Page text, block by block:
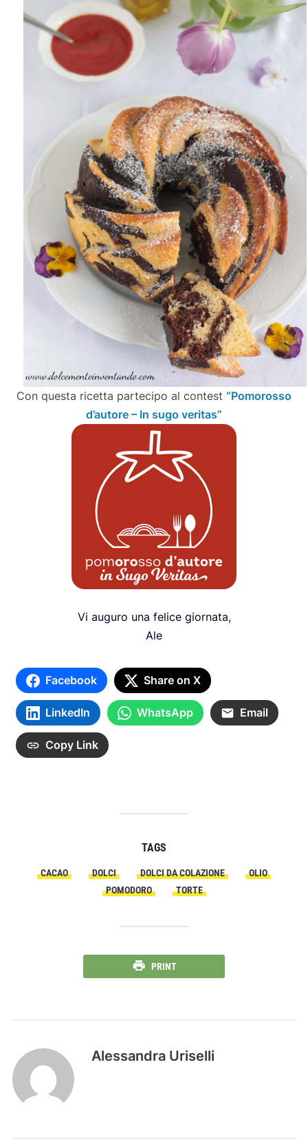
Con questa ricetta partecipo al contest “Pomorosso
d’autore – In sugo veritas”
Vi auguro una felice giornata,
Ale
Facebook Share on X
LinkedIn WhatsApp Email
Copy Link
TAGS
CACAO DOLCI DOLCI DA COLAZIONE
OLIO
POMODORO
TORTE
PRINT
Alessandra Uriselli